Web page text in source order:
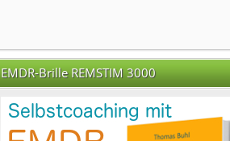
EMDR-Brille REMSTIM 3000